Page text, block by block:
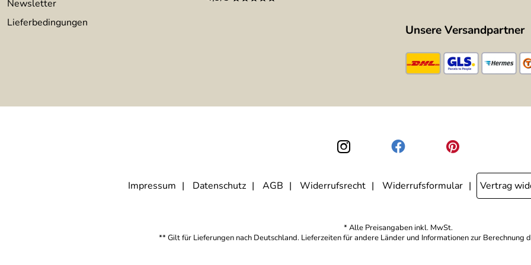
Newsletter
Lieferbedingungen
Unsere Versandpartner
Impressum Datenschutz AGB Widerrufsrecht Widerrufsformular Vertrag
* Alle Preisangaben inkl. MwSt.
** Gilt für Lieferungen nach Deutschland. Lieferzeiten für andere Länder und Informationen zur Berechnung